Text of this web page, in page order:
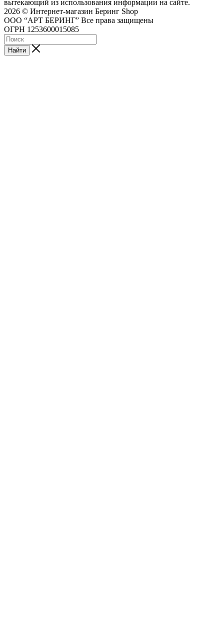
вытекающий из использования информации на сайте.
2026 © Интернет-магазин Беринг Shop
ООО “АРТ БЕРИНГ” Все права защищены
ОГРН 1253600015085
Найти